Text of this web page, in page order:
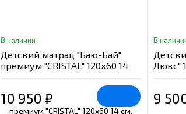
В наличии
Детский матрац "Баю-Бай"
премиум "CRISTAL" 120х60 14
10 950₽
В
Люкс"
9